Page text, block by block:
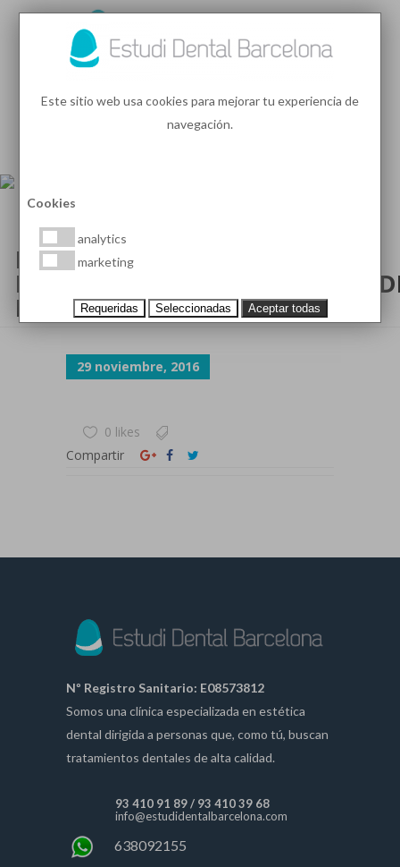
ESTETICA DENTAL
BANQUEAMIENTO Y CARILLAS
FAMOSOS
29 noviembre, 2016
0 likes
Compartir
Nº Registro Sanitario: E08573812
Somos una clínica especializada en estética
dental dirigida a personas que, como tú, buscan
tratamientos dentales de alta calidad.
93 410 91 89/ 93 410 39 68
info@estudidentalbarcelona.com
638092155
Este sitio web usa cookies para mejorar tu experiencia de
navegación.
Cookies
analytics
marketing
Requeridas Seleccionadas Aceptar todas